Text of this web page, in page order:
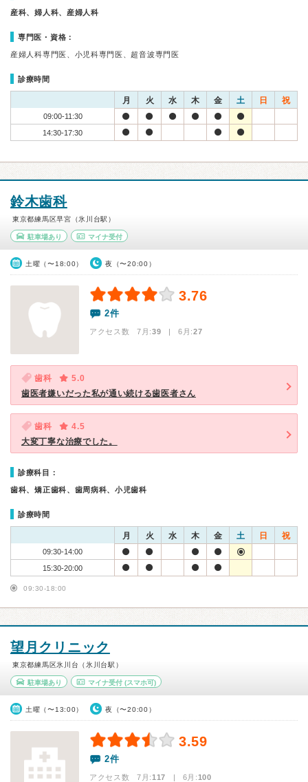
産科、婦人科、産婦人科
専門医・資格：
産婦人科専門医、小児科専門医、超音波専門医
診療時間
月 火 水 木 金 土 日 祝
09:00-11:30
14:30-17:30
鈴木歯科
東京都練馬区早宮（氷川台駅）
駐車場あり マイナ受付
土曜（〜18:00） 夜（〜20:00）
3.76
2件
アクセス数 7月:39 | 6月:27
歯科
5.0
歯医者嫌いだった私が通い続ける歯医者さん
歯科
4.5
大変丁寧な治療でした。
診療科目：
歯科、矯正歯科、歯周病科、小児歯科
診療時間
月 火 水 木 金 土 日 祝
09:30-14:00
15:30-20:00
09:30-18:00
望月クリニック
東京都練馬区氷川台（氷川台駅）
駐車場あり マイナ受付(スマホ可)
土曜（〜13:00） 夜（〜20:00）
3.59
2件
アクセス数 7月:117 | 6月:100